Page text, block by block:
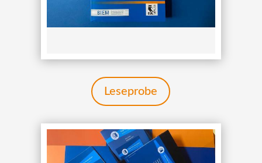
Leseprobe